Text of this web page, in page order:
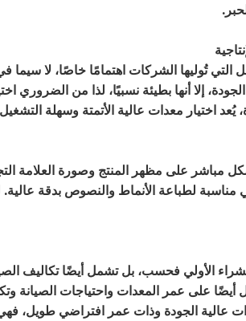
التي تُوليها الشركات اهتمامًا خاصًا، لا
إلا أنها بطيئة نسبيًا، لذا من الضروري
اختيار معدات عالية الأتمتة وسهلة التشغيل
مباشر على مظهر المنتج وصورة العلامة
لطباعة الأنماط والنصوص بدقة عالية.
الأولي فحسب، بل تشمل أيضًا تكاليف
على عمر المعدات واحتياجات الصيانة
عالية الجودة وذات عمر افتراضي طويل،